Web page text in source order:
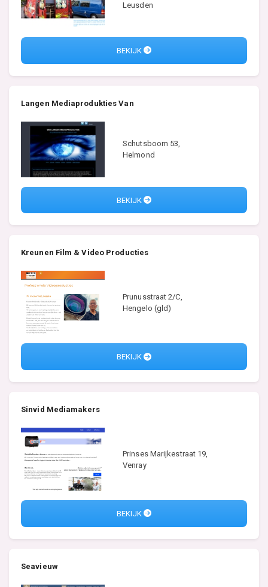
Leusden
BEKIJK
Langen Mediaprodukties Van
Schutsboom 53,
Helmond
BEKIJK
Kreunen Film & Video Producties
Prunusstraat 2/C,
Hengelo (gld)
BEKIJK
Sinvid Mediamakers
Prinses Marijkestraat 19,
Venray
BEKIJK
Seavieuw